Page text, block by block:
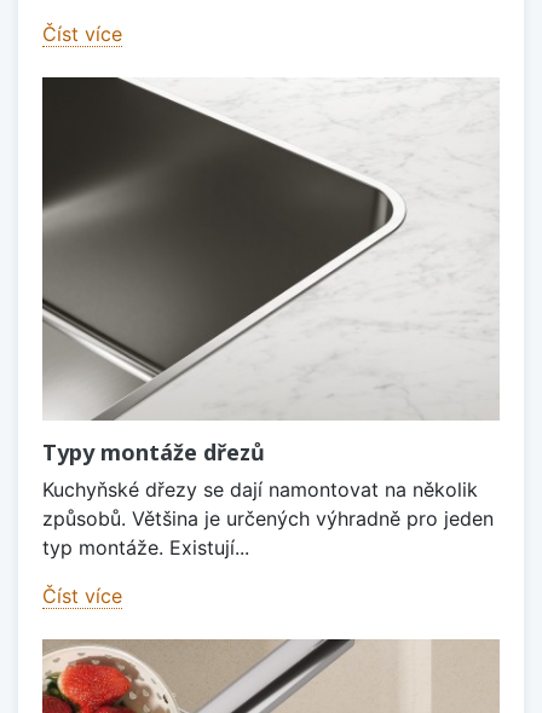
Číst více
Typy montáže dřezů
Kuchyňské dřezy se dají namontovat na několik
způsobů. Většina je určených výhradně pro jeden
typ montáže. Existují...
Číst více